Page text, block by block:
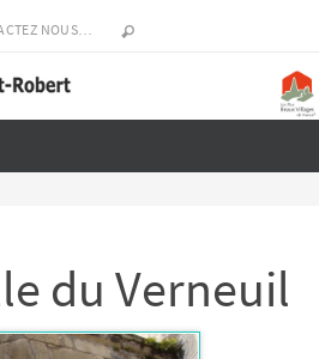
NOUS…
du Verneuil